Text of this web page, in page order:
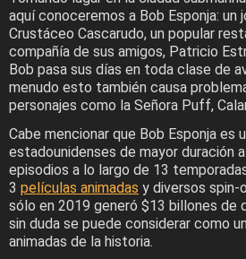
aquí conoceremos a Bob Esponja: un
Crustáceo Cascarudo, un popular
compañía de sus amigos, Patricio
Bob pasa sus días en toda clase de
menudo esto también causa
personajes como la Señora Puff,
Cabe mencionar que Bob Esponja es
estadounidenses de mayor duración
episodios a lo largo de 13
3 películas animadas y diversos spin-
sólo en 2019 generó $13 billones de
sin duda se puede considerar como
animadas de la historia.